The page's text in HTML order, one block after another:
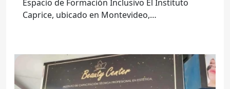
Espacio de Formación Inclusivo El Instituto
Caprice, ubicado en Montevideo,